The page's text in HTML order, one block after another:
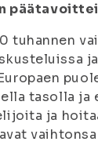
tuhannen
tasolla ja
ja
vaihtonsa